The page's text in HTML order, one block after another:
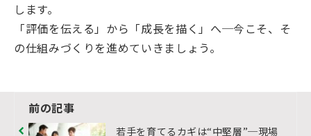
します。
「評価を伝える」から「成長を描く」へ─今こそ、そ
の仕組みづくりを進めていきましょう。
前の記事
若手を育てるカギは“中堅層”─現場